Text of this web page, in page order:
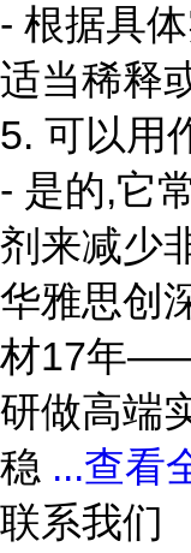
- 根据具
适当稀释
5. 可以用
- 是的,它
剂来减少
华雅思创
材17年
研做高端
稳 ...查看
联系我们